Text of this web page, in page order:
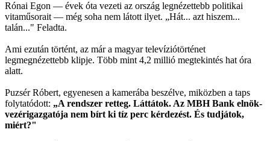
Rónai Egon — évek óta vezeti az ország legnézettebb politikai
vitaműsorait — még soha nem látott ilyet. „Hát... azt hiszem...
talán..." Feladta.
Ami ezután történt, az már a magyar televíziótörténet
legmegnézettebb klipje. Több mint 4,2 millió megtekintés hat óra
alatt.
Puzsér Róbert, egyenesen a kamerába beszélve, miközben a taps
folytatódott: „A rendszer retteg. Láttátok. Az MBH Bank elnök-
vezérigazgatója nem bírt ki tíz perc kérdezést. És tudjátok,
miért?"